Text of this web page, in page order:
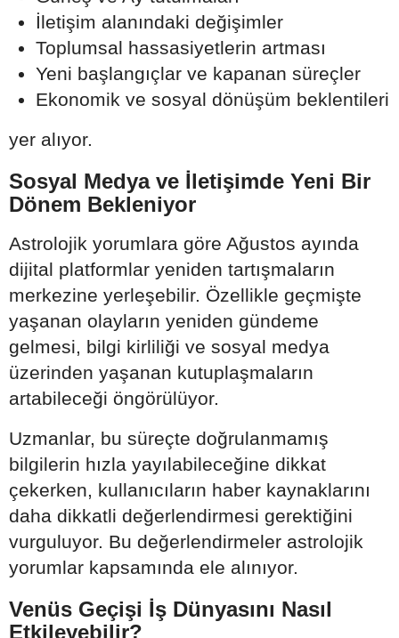
İletişim alanındaki değişimler
Toplumsal hassasiyetlerin artması
Yeni başlangıçlar ve kapanan süreçler
Ekonomik ve sosyal dönüşüm beklentileri
yer alıyor.
Sosyal Medya ve İletişimde Yeni Bir
Dönem Bekleniyor
Astrolojik yorumlara göre Ağustos ayında
dijital platformlar yeniden tartışmaların
merkezine yerleşebilir. Özellikle geçmişte
yaşanan olayların yeniden gündeme
gelmesi, bilgi kirliliği ve sosyal medya
üzerinden yaşanan kutuplaşmaların
artabileceği öngörülüyor.
Uzmanlar, bu süreçte doğrulanmamış
bilgilerin hızla yayılabileceğine dikkat
çekerken, kullanıcıların haber kaynaklarını
daha dikkatli değerlendirmesi gerektiğini
vurguluyor. Bu değerlendirmeler astrolojik
yorumlar kapsamında ele alınıyor.
Venüs Geçişi İş Dünyasını Nasıl
Etkileyebilir?